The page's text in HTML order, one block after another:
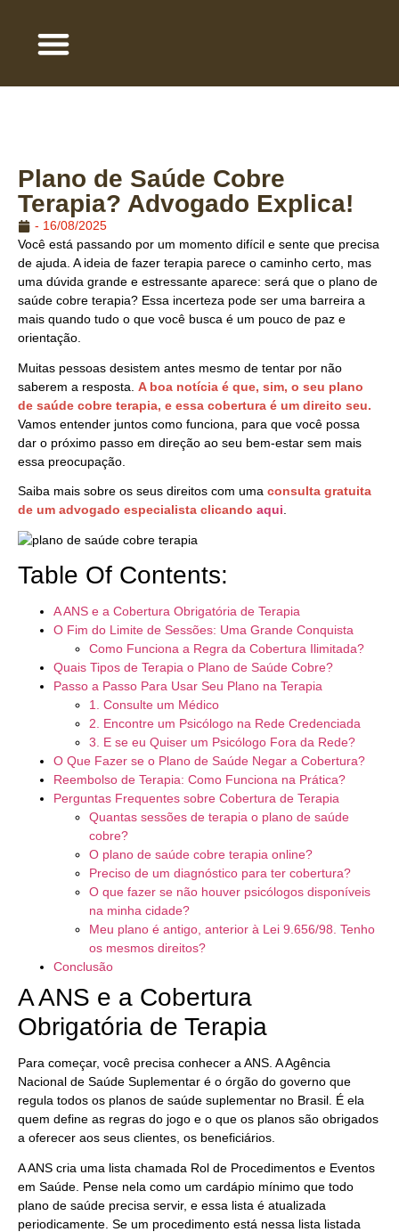
Plano de Saúde Cobre
Terapia? Advogado Explica!
- 16/08/2025
Você está passando por um momento difícil e sente que precisa
de ajuda. A ideia de fazer terapia parece o caminho certo, mas
uma dúvida grande e estressante aparece: será que o plano de
saúde cobre terapia? Essa incerteza pode ser uma barreira a
mais quando tudo o que você busca é um pouco de paz e
orientação.
Muitas pessoas desistem antes mesmo de tentar por não
saberem a resposta. A boa notícia é que, sim, o seu plano
de saúde cobre terapia, e essa cobertura é um direito seu.
Vamos entender juntos como funciona, para que você possa
dar o próximo passo em direção ao seu bem-estar sem mais
essa preocupação.
Saiba mais sobre os seus direitos com uma consulta gratuita
de um advogado especialista clicando aqui
Table Of Contents:
A ANS e a Cobertura Obrigatória de Terapia
O Fim do Limite de Sessões: Uma Grande Conquista
Como Funciona a Regra da Cobertura Ilimitada?
Quais Tipos de Terapia o Plano de Saúde Cobre?
Passo a Passo Para Usar Seu Plano na Terapia
1. Consulte um Médico
2. Encontre um Psicólogo na Rede Credenciada
3. E se eu Quiser um Psicólogo Fora da Rede?
O Que Fazer se o Plano de Saúde Negar a Cobertura?
Reembolso de Terapia: Como Funciona na Prática?
Perguntas Frequentes sobre Cobertura de Terapia
Quantas sessões de terapia o plano de saúde
cobre?
O plano de saúde cobre terapia online?
Preciso de um diagnóstico para ter cobertura?
O que fazer se não houver psicólogos disponíveis
na minha cidade?
Meu plano é antigo, anterior à Lei 9.656/98. Tenho
os mesmos direitos?
Conclusão
A ANS e a Cobertura
Obrigatória de Terapia
Para começar, você precisa conhecer a ANS. A Agência
Nacional de Saúde Suplementar é o órgão do governo que
regula todos os planos de saúde suplementar no Brasil. É ela
quem define as regras do jogo e o que os planos são obrigados
a oferecer aos seus clientes, os beneficiários.
A ANS cria uma lista chamada Rol de Procedimentos e Eventos
em Saúde. Pense nela como um cardápio mínimo que todo
plano de saúde precisa servir, e essa lista é atualizada
periodicamente. Se um procedimento está nessa lista listada